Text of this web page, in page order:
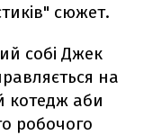
сюжет.
собі Джек
на
котедж аби
робочого